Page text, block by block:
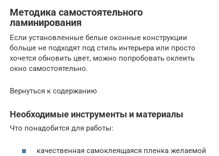
Методика самостоятельного
ламинирования
Если установленные белые оконные конструкции
больше не подходят под стиль интерьера или просто
хочется обновить цвет, можно попробовать оклеить
окно самостоятельно.
Вернуться к содержанию
Необходимые инструменты и материалы
Что понадобится для работы:
качественная самоклеящаяся пленка желаемой